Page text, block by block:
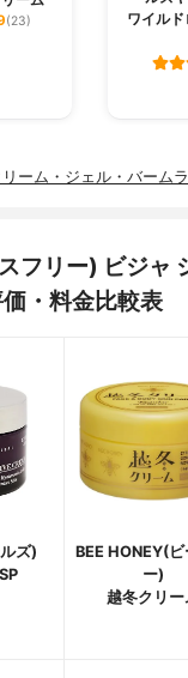
(23)
ワイル
ーム・ジェル・バーム
フリー) ビジャ
・料金比較表
ズ)
BEE HONEY(ビ
ー)
越冬クリー